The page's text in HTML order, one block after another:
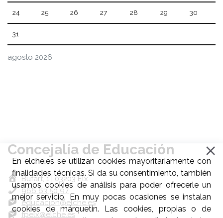
agosto 2026
24 25 26 27 28 29 30
31
Concejalía de Educación
Bufart, 1 | 03203 Elx
966 63 50 97
educacion@elche.es
fpelx@elche.es
En elche.es se utilizan cookies mayoritariamente con
finalidades técnicas. Si da su consentimiento, también
usamos cookies de análisis para poder ofrecerle un
mejor servicio. En muy pocas ocasiones se instalan
cookies de márquetin. Las cookies, propias o de